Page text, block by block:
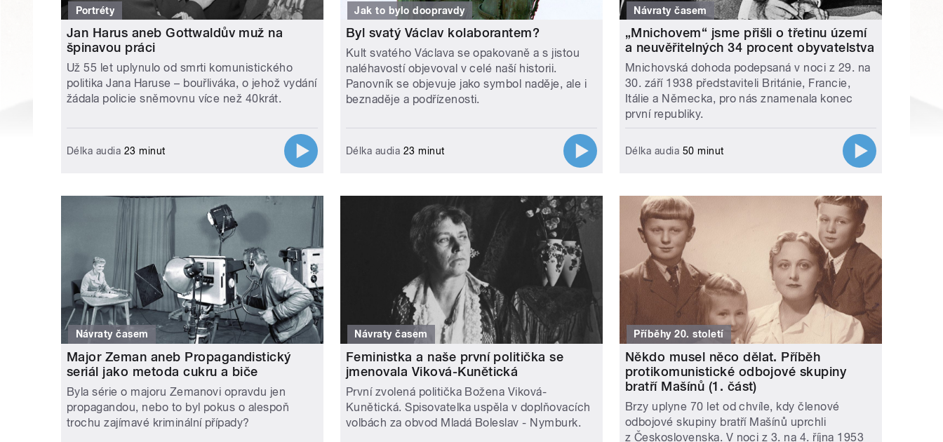
Portréty
Jan Harus aneb Gottwaldův muž na
špinavou práci
Už 55 let uplynulo od smrti komunistického
politika Jana Haruse – bouřliváka, o jehož vydání
žádala policie sněmovnu více než 40krát.
Délka audia 23 minut
Jak to bylo doopravdy
Byl svatý Václav kolaborantem?
Kult svatého Václava se opakovaně a s jistou
naléhavostí objevoval v celé naší historii.
Panovník se objevuje jako symbol naděje, ale i
beznaděje a podřízenosti.
Délka audia 23 minut
Návraty časem
„Mnichovem“ jsme přišli o třetinu území
a neuvěřitelných 34 procent obyvatelstva
Mnichovská dohoda podepsaná v noci z 29. na
30. září 1938 představiteli Británie, Francie,
Itálie a Německa, pro nás znamenala konec
první republiky.
Délka audia 50 minut
Návraty časem
Major Zeman aneb Propagandistický
seriál jako metoda cukru a biče
Byla série o majoru Zemanovi opravdu jen
propagandou, nebo to byl pokus o alespoň
trochu zajímavé kriminální případy?
Návraty časem
Feministka a naše první politička se
jmenovala Viková-Kunětická
První zvolená politička Božena Viková-
Kunětická. Spisovatelka uspěla v doplňovacích
volbách za obvod Mladá Boleslav - Nymburk.
Příběhy 20. století
Někdo musel něco dělat. Příběh
protikomunistické odbojové skupiny
bratří Mašínů (1. část)
Brzy uplyne 70 let od chvíle, kdy členové
odbojové skupiny bratří Mašínů uprchli
z Československa. V noci z 3. na 4. října 1953